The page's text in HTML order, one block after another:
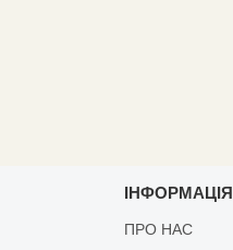
ІНФОРМАЦІЯ
ПРО НАС